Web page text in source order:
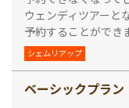
ウェンディツアーと
予約することができ
シェムリアップ